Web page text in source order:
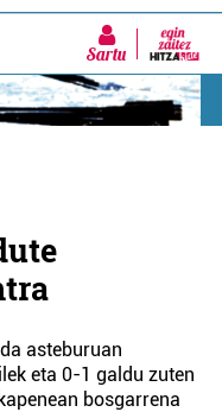
Sartu
asteburuan
eta 0-1 galdu zuten
bosgarrena